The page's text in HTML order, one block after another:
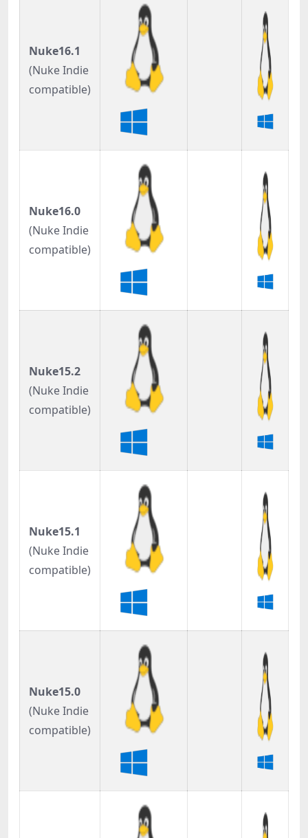
Nuke16.1
(Nuke Indie
compatible)
Nuke16.0
(Nuke Indie
compatible)
Nuke15.2
(Nuke Indie
compatible)
Nuke15.1
(Nuke Indie
compatible)
Nuke15.0
(Nuke Indie
compatible)